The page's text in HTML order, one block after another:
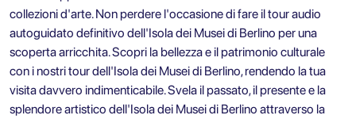
collezioni d'arte. Non perdere l'occasione di fare il tour audio
autoguidato definitivo dell'Isola dei Musei di Berlino per una
scoperta arricchita. Scopri la bellezza e il patrimonio culturale
con i nostri tour dell'Isola dei Musei di Berlino, rendendo la tua
visita davvero indimenticabile. Svela il passato, il presente e la
splendore artistico dell'Isola dei Musei di Berlino attraverso la